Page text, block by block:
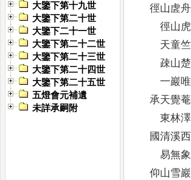
大鑒下第十九世
大鑒下第二十世
大鑒下二十一世
大鑒下第二十二世
大鑒下第二十三世
大鑒下第二十四世
大鑒下第二十五世
五燈會元補遺
未詳承嗣附
徑山虗舟
徑山虎
天童竺
疎山楚
一巖唯
承天覺菴
東林澤
國清溪西
易無象
仰山雪巖